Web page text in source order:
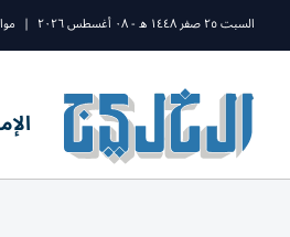
السبت ٢٥ صفر ١٤٤٨ ه - ٠٨ أغسطس ٢٠٢٦ |